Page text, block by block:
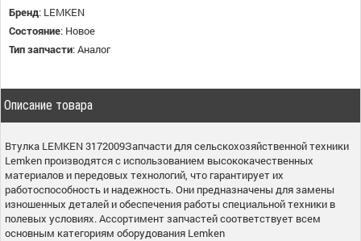
Бренд: LEMKEN
Состояние: Новое
Тип запчасти:Аналог
Описание товара
Втулка LEMKEN 3172009Запчасти для сельскохозяйственной техники
Lemken производятся с использованием высококачественных
материалов и передовых технологий, что гарантирует их
работоспособность и надежность. Они предназначены для замены
изношенных деталей и обеспечения работы специальной техники в
полевых условиях. Ассортимент запчастей соответствует всем
основным категориям оборудования Lemken